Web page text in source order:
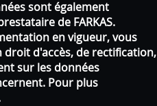
sont également
de FARKAS.
en vigueur, vous
d'accès, de rectification,
sur les données
Pour plus